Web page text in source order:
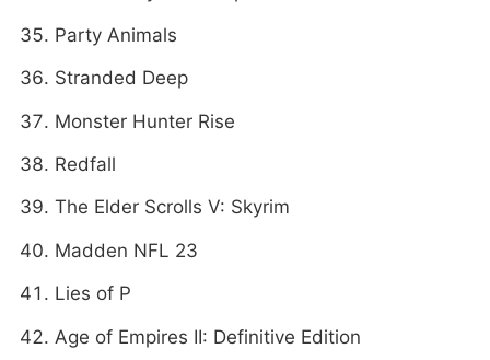
Party Animals
Stranded Deep
Monster Hunter Rise
Redfall
The Elder Scrolls V: Skyrim
Madden NFL 23
Lies of P
Age of Empires II: Definitive Edition